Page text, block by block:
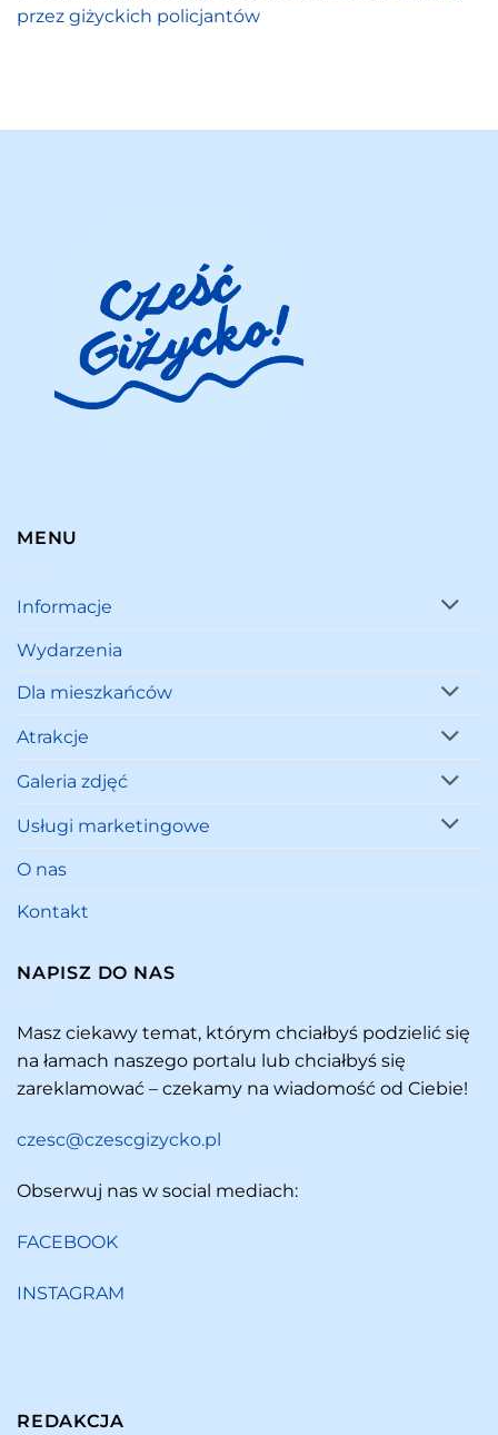
przez giżyckich policjantów
MENU
Informacje
Wydarzenia
Dla mieszkańców
Atrakcje
Galeria zdjęć
Usługi marketingowe
O nas
Kontakt
NAPISZ DO NAS
Masz ciekawy temat, którym chciałbyś podzielić się
na łamach naszego portalu lub chciałbyś się
zareklamować – czekamy na wiadomość od Ciebie!
czesc@czescgizycko.pl
Obserwuj nas w social mediach:
FACEBOOK
INSTAGRAM
REDAKCJA